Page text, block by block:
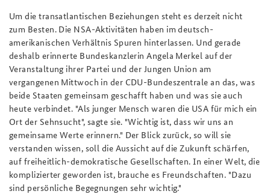
Um die transatlantischen Beziehungen steht es derzeit nicht
zum Besten. Die NSA-Aktivitäten haben im deutsch-
amerikanischen Verhältnis Spuren hinterlassen. Und gerade
deshalb erinnerte Bundeskanzlerin Angela Merkel auf der
Veranstaltung ihrer Partei und der Jungen Union am
vergangenen Mittwoch in der CDU-Bundeszentrale an das, was
beide Staaten gemeinsam geschafft haben und was sie auch
heute verbindet. "Als junger Mensch waren die USA für mich ein
Ort der Sehnsucht", sagte sie. "Wichtig ist, dass wir uns an
gemeinsame Werte erinnern." Der Blick zurück, so will sie
verstanden wissen, soll die Aussicht auf die Zukunft schärfen,
auf freiheitlich-demokratische Gesellschaften. In einer Welt, die
komplizierter geworden ist, brauche es Freundschaften. "Dazu
sind persönliche Begegnungen sehr wichtig."